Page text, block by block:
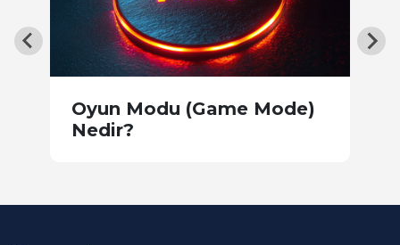
Oyun Modu (Game Mode)
Nedir?